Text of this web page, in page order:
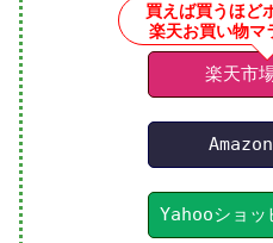
買えば買うほど
楽天お買い物
楽天市
Yahooショッ